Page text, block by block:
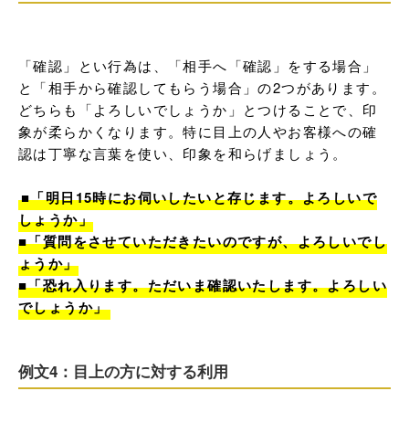
「確認」とい行為は、「相手へ「確認」をする場合」
と「相手から確認してもらう場合」の2つがあります。
どちらも「よろしいでしょうか」とつけることで、印
象が柔らかくなります。特に目上の人やお客様への確
認は丁寧な言葉を使い、印象を和らげましょう。
■「明日15時にお伺いしたいと存じます。よろしいで
しょうか」
■「質問をさせていただきたいのですが、よろしいでし
ょうか」
■「恐れ入ります。ただいま確認いたします。よろしい
でしょうか」
例文4：目上の方に対する利用